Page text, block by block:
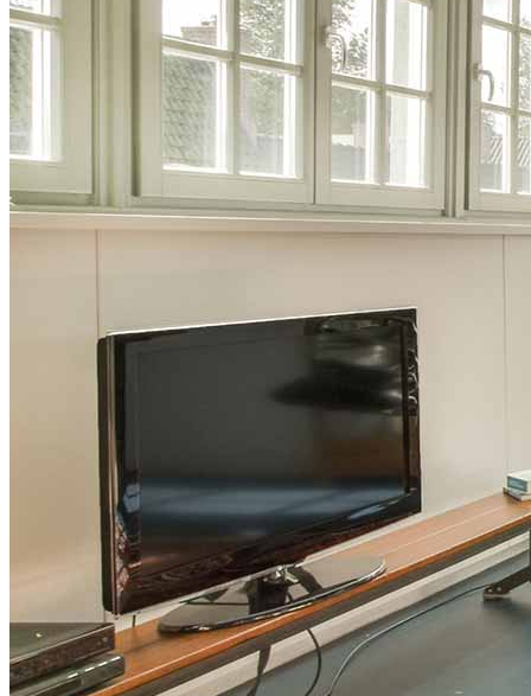
CrossCountry Mortgage, LLC, 2160 Superior Avenue,
Cleveland, OH 44114NMLS3029 | RM.803095.000
Todos los respaldos y testimonios se dan sin incentivo ni
compensación.